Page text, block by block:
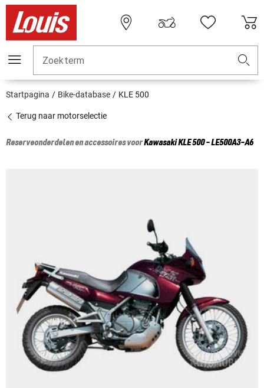
Zoekterm
Startpagina Bike-database KLE 500
Terug naar motorselectie
Reserveonderdelen en accessoires voorKawasakiKLE 500 - LE500A3-A6